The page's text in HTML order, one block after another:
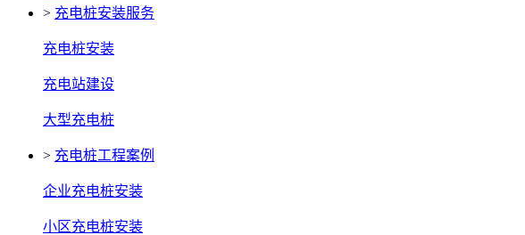
> 充电桩安装服务
充电桩安装
充电站建设
大型充电桩
> 充电桩工程案例
企业充电桩安装
小区充电桩安装